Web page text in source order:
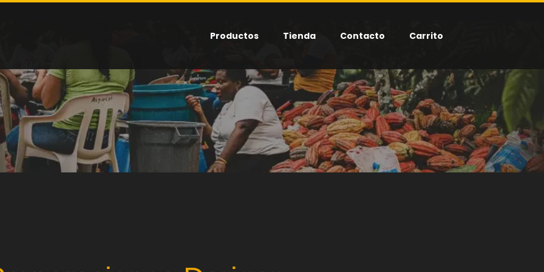
Productos Tienda Contacto Carrito